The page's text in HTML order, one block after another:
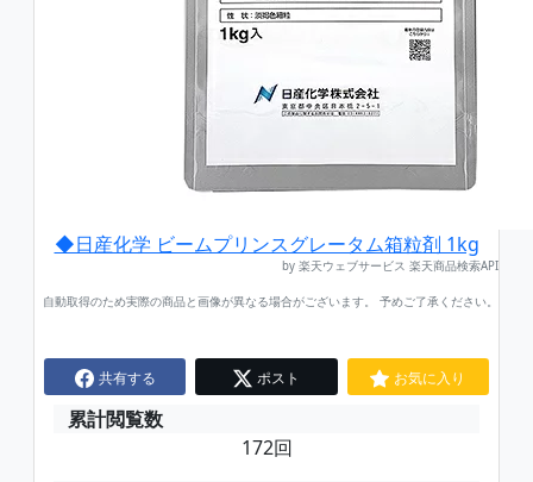
◆日産化学 ビームプリンスグレータム箱粒剤 1kg
by 楽天ウェブサービス 楽天商品検索API
自動取得のため実際の商品と画像が異なる場合がございます。 予めご了承ください。
共有する ポスト お気に入り
累計閲覧数
172回